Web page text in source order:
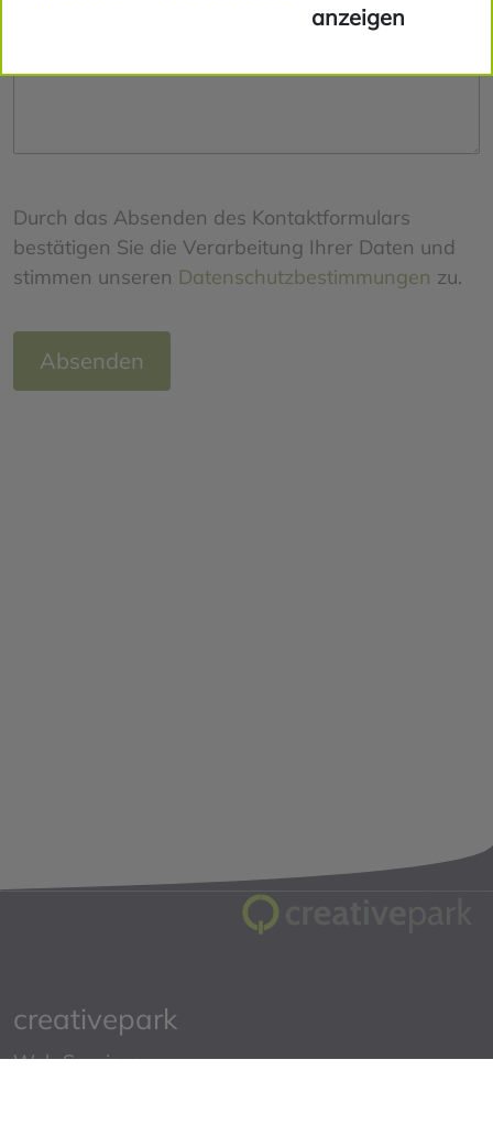
Durch das Absenden des Kontaktformulars
bestätigen Sie die Verarbeitung Ihrer Daten und
stimmen unseren Datenschutzbestimmungen zu.
creativepark
Web Services
anzeigen